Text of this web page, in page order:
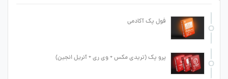
فول پک آکادمی
پرو پک (تریدی مکس + وی ری + آنریل انجین)